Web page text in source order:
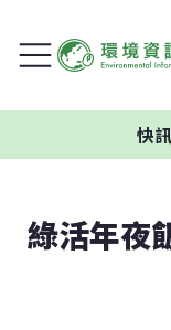
快訊風
綠活年夜